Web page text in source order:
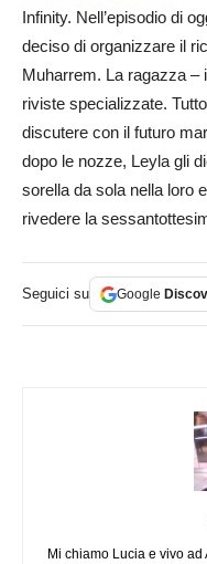
Infinity. Nell’episodio di
deciso di organizzare il
Muharrem. La ragazza –
riviste specializzate.
discutere con il futuro
dopo le nozze, Leyla gli
sorella da sola nella loro
rivedere la
Seguici su Google
Mi chiamo Lucia e vivo